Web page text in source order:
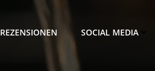
REZENSIONEN SOCIAL MEDIA